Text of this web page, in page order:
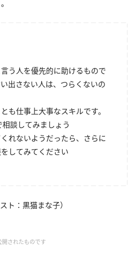
う人を優先的に助けるもので
出さない人は、つらくないの
も仕事上大事なスキルです。
談してみましょう
れないようだったら、さらに
してみてください
ト：黒猫まな子）
されたものです